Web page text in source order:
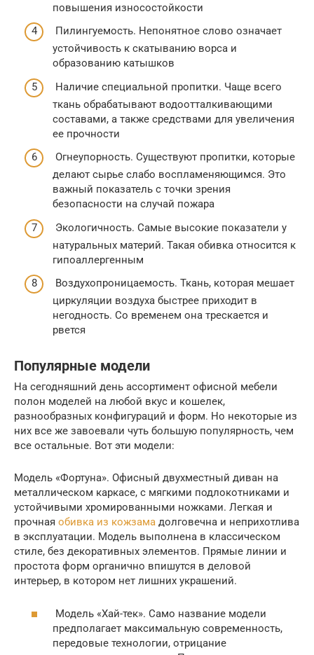
повышения износостойкости
Пилингуемость. Непонятное слово означает
устойчивость к скатыванию ворса и
образованию катышков
Наличие специальной пропитки. Чаще всего
ткань обрабатывают водоотталкивающими
составами, а также средствами для увеличения
ее прочности
Огнеупорность. Существуют пропитки, которые
делают сырье слабо воспламеняющимся. Это
важный показатель с точки зрения
безопасности на случай пожара
Экологичность. Самые высокие показатели у
натуральных материй. Такая обивка относится к
гипоаллергенным
Воздухопроницаемость. Ткань, которая мешает
циркуляции воздуха быстрее приходит в
негодность. Со временем она трескается и
рвется
Популярные модели
На сегодняшний день ассортимент офисной мебели
полон моделей на любой вкус и кошелек,
разнообразных конфигураций и форм. Но некоторые из
них все же завоевали чуть большую популярность, чем
все остальные. Вот эти модели:
Модель «Фортуна». Офисный двухместный диван на
металлическом каркасе, с мягкими подлокотниками и
устойчивыми хромированными ножками. Легкая и
прочная обивка из кожзама долговечна и неприхотлива
в эксплуатации. Модель выполнена в классическом
стиле, без декоративных элементов. Прямые линии и
простота форм органично впишутся в деловой
интерьер, в котором нет лишних украшений.
Модель «Хай-тек». Само название модели
предполагает максимальную современность,
передовые технологии, отрицание